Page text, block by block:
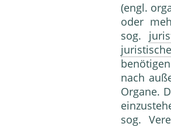
(engl.
oder
sog.
nach
Organe.
sog.